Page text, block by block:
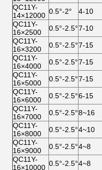
QC11Y-
14×12000 0.5°-2° 4-10
QC11Y-
16×2500
0.5°-2.5°7-10
QC11Y-
16×3200
0.5°-2.5°7-15
QC11Y-
16×4000
0.5°-2.5°7-15
QC11Y-
16×5000
0.5°-2.5°7-15
QC11Y-
16×6000
0.5°-2.5°6-15
QC11Y-
16×7000
0.5°-2.5°8~16
QC11Y-
16×8000
0.5°-2.5°4~10
QC11Y-
16×9000
0.5°-2.5°4~8
QC11Y-
16×10000 0.5°-2.5°4~8